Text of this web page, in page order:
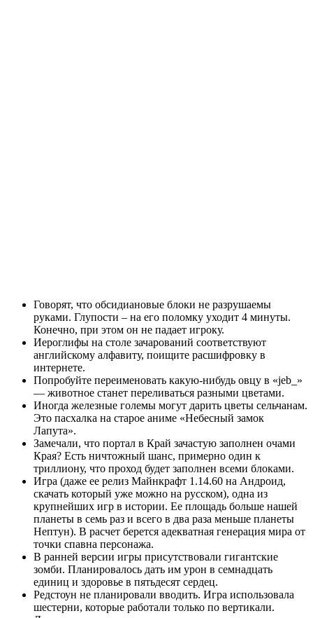
Говорят, что обсидиановые блоки не разрушаемы
руками. Глупости – на его поломку уходит 4 минуты.
Конечно, при этом он не падает игроку.
Иероглифы на столе зачарований соответствуют
английскому алфавиту, поищите расшифровку в
интернете.
Попробуйте переименовать какую-нибудь овцу в «jeb_»
— животное станет переливаться разными цветами.
Иногда железные големы могут дарить цветы сельчанам.
Это пасхалка на старое аниме «Небесный замок
Лапута».
Замечали, что портал в Край зачастую заполнен очами
Края? Есть ничтожный шанс, примерно один к
триллиону, что проход будет заполнен всеми блоками.
Игра (даже ее релиз Майнкрафт 1.14.60 на Андроид,
скачать который уже можно на русском), одна из
крупнейших игр в истории. Ее площадь больше нашей
планеты в семь раз и всего в два раза меньше планеты
Нептун). В расчет берется адекватная генерация мира от
точки спавна персонажа.
В ранней версии игры присутствовали гигантские
зомби. Планировалось дать им урон в семнадцать
единиц и здоровье в пятьдесят сердец.
Редстоун не планировали вводить. Игра использовала
шестерни, которые работали только по вертикали.